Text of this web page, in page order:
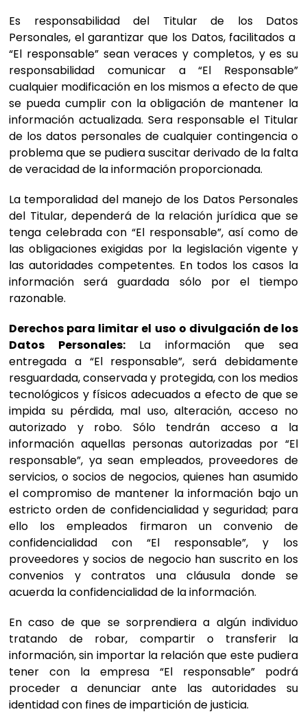
Es responsabilidad del Titular de los Datos
Personales, el garantizar que los Datos, facilitados a
“El responsable” sean veraces y completos, y es su
responsabilidad comunicar a “El Responsable”
cualquier modificación en los mismos a efecto de que
se pueda cumplir con la obligación de mantener la
información actualizada. Sera responsable el Titular
de los datos personales de cualquier contingencia o
problema que se pudiera suscitar derivado de la falta
de veracidad de la información proporcionada.
La temporalidad del manejo de los Datos Personales
del Titular, dependerá de la relación jurídica que se
tenga celebrada con “El responsable”, así como de
las obligaciones exigidas por la legislación vigente y
las autoridades competentes. En todos los casos la
información será guardada sólo por el tiempo
razonable.
Derechos para limitar el uso o divulgación de los
Datos Personales: La información que sea
entregada a “El responsable”, será debidamente
resguardada, conservada y protegida, con los medios
tecnológicos y físicos adecuados a efecto de que se
impida su pérdida, mal uso, alteración, acceso no
autorizado y robo. Sólo tendrán acceso a la
información aquellas personas autorizadas por “El
responsable”, ya sean empleados, proveedores de
servicios, o socios de negocios, quienes han asumido
el compromiso de mantener la información bajo un
estricto orden de confidencialidad y seguridad; para
ello los empleados firmaron un convenio de
confidencialidad con “El responsable”, y los
proveedores y socios de negocio han suscrito en los
convenios y contratos una cláusula donde se
acuerda la confidencialidad de la información.
En caso de que se sorprendiera a algún individuo
tratando de robar, compartir o transferir la
información, sin importar la relación que este pudiera
tener con la empresa “El responsable” podrá
proceder a denunciar ante las autoridades su
identidad con fines de impartición de justicia.